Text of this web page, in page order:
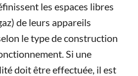
les espaces libres
de leurs appareils
le type de construction
Si une
doit être effectuée, il est